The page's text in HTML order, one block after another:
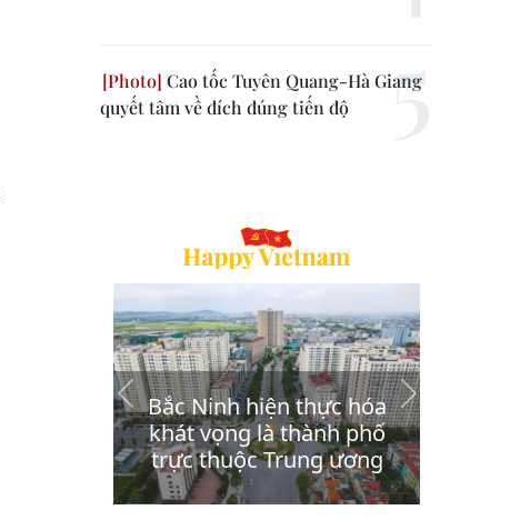
Cao tốc Tuyên Quang-Hà Giang
quyết tâm về đích đúng tiến độ